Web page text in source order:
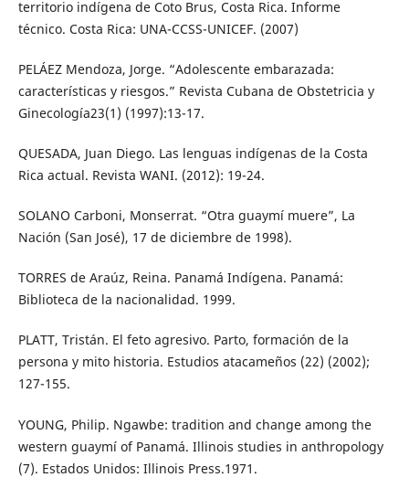
territorio indígena de Coto Brus, Costa Rica. Informe
técnico. Costa Rica: UNA-CCSS-UNICEF. (2007)
PELÁEZ Mendoza, Jorge. “Adolescente embarazada:
características y riesgos.” Revista Cubana de Obstetricia y
Ginecología23(1) (1997):13-17.
QUESADA, Juan Diego. Las lenguas indígenas de la Costa
Rica actual. Revista WANI. (2012): 19-24.
SOLANO Carboni, Monserrat. “Otra guaymí muere”, La
Nación (San José), 17 de diciembre de 1998).
TORRES de Araúz, Reina. Panamá Indígena. Panamá:
Biblioteca de la nacionalidad. 1999.
PLATT, Tristán. El feto agresivo. Parto, formación de la
persona y mito historia. Estudios atacameños (22) (2002);
127-155.
YOUNG, Philip. Ngawbe: tradition and change among the
western guaymí of Panamá. Illinois studies in anthropology
(7). Estados Unidos: Illinois Press.1971.